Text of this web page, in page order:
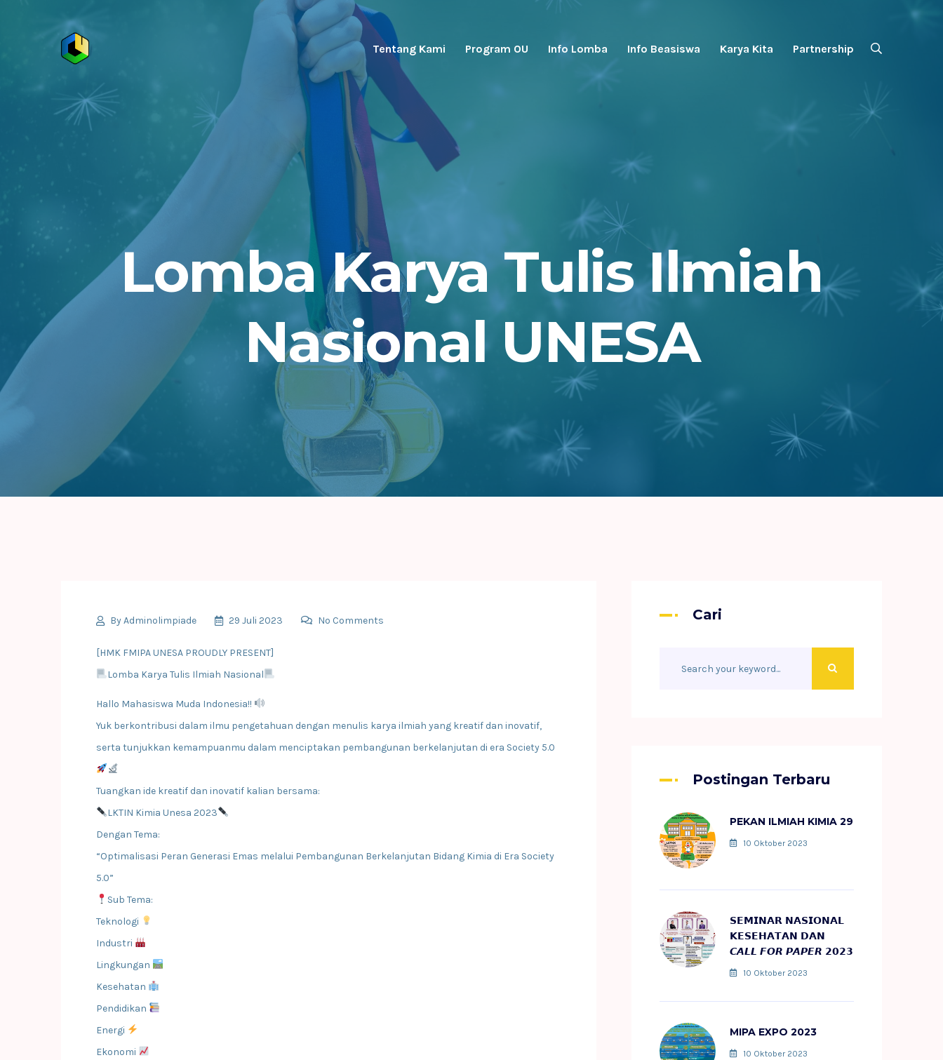
Tentang Kami Program OU Info Lomba Info Beasiswa Karya Kita Partnership
Lomba Karya Tulis Ilmiah
Nasional UNESA
ByAdminolimpiade 29 Juli 2023 No Comments
[HMK FMIPA UNESA PROUDLY PRESENT]
Lomba Karya Tulis Ilmiah Nasional
Hallo Mahasiswa Muda Indonesia!!
Yuk berkontribusi dalam ilmu pengetahuan dengan menulis karya ilmiah yang kreatif dan inovatif,
serta tunjukkan kemampuanmu dalam menciptakan pembangunan berkelanjutan di era Society 5.0
Tuangkan ide kreatif dan inovatif kalian bersama:
LKTIN Kimia Unesa 2023
Dengan Tema:
“Optimalisasi Peran Generasi Emas melalui Pembangunan Berkelanjutan Bidang Kimia di Era Society
5.0”
Sub Tema:
Teknologi
Industri
Lingkungan
Kesehatan
Pendidikan
Energi
Ekonomi
Cari
Postingan Terbaru
PEKAN ILMIAH KIMIA 29
10 Oktober 2023
𝗦𝗘𝗠𝗜𝗡𝗔𝗥 𝗡𝗔𝗦𝗜𝗢𝗡𝗔𝗟
𝗞𝗘𝗦𝗘𝗛𝗔𝗧𝗔𝗡 𝗗𝗔𝗡
𝘾𝘼𝙇𝙇 𝙁𝙊𝙍 𝙋𝘼𝙋𝙀𝙍 𝟮𝟬𝟮𝟯
10 Oktober 2023
MIPA EXPO 2023
10 Oktober 2023